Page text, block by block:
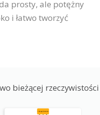
prosty, ale potężny
i łatwo tworzyć
bieżącej rzeczywistości